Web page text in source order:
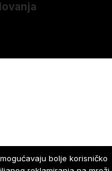
bolje korisničko